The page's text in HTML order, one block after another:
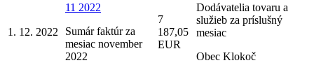
1. 12. 2022
11 2022
Sumár faktúr za
mesiac november
2022
7
187,05
EUR
Dodávatelia tovaru a
služieb za príslušný
mesiac
Obec Klokoč